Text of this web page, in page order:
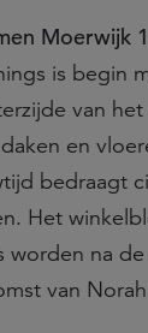
Moerwijk
is begin
van
en
bedraagt
Het
worden na
van